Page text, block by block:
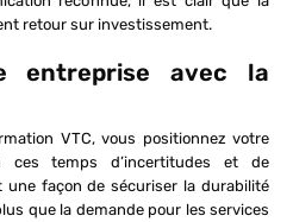
retour sur investissement.
entreprise avec la
VTC, vous positionnez votre
ces temps d’incertitudes et de
une façon de sécuriser la durabilité
que la demande pour les services